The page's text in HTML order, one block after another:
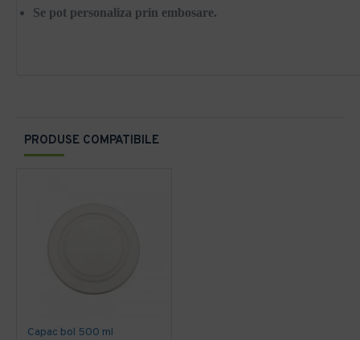
PRODUSE COMPATIBILE
Capac bol 500 ml
Se pot personaliza prin embosare.